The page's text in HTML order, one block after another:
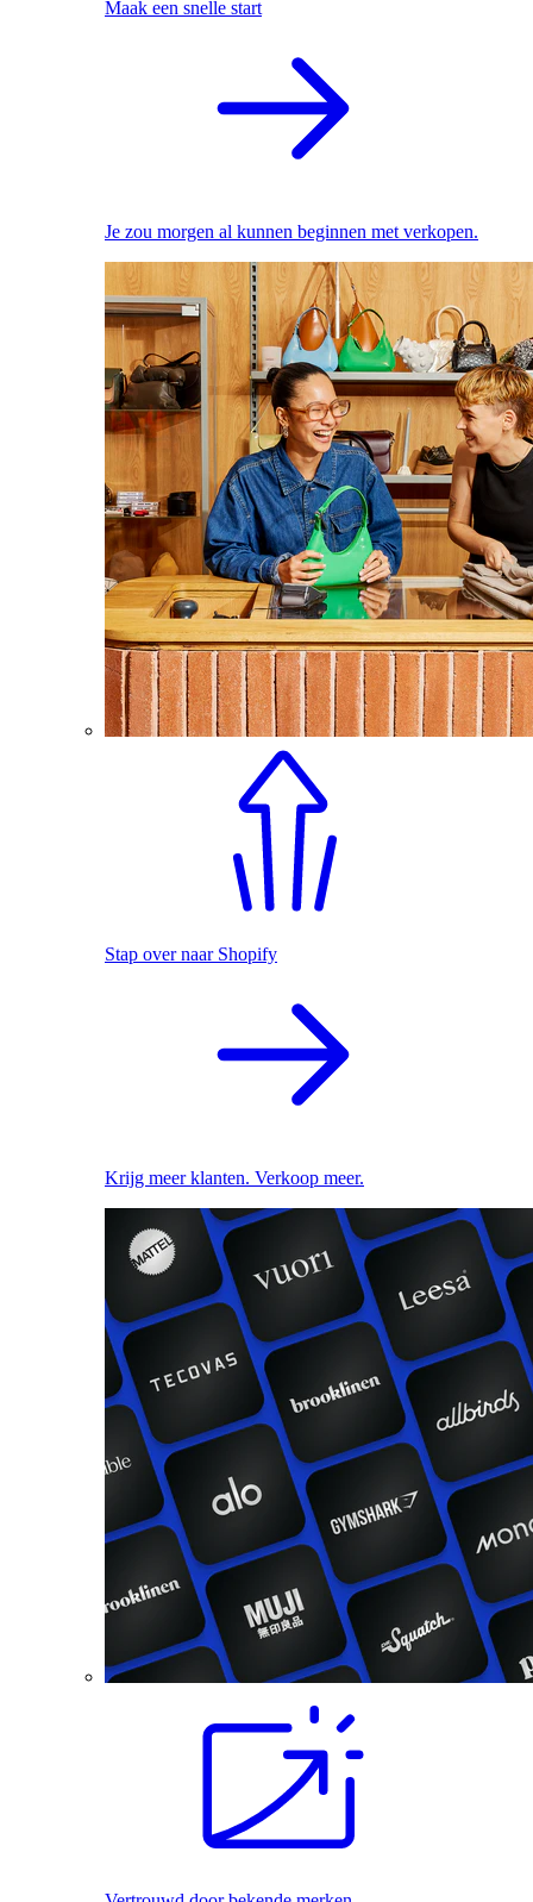
Maak een snelle start
Je zou morgen al kunnen beginnen met verkopen.
Stap over naar Shopify
Krijg meer klanten. Verkoop meer.